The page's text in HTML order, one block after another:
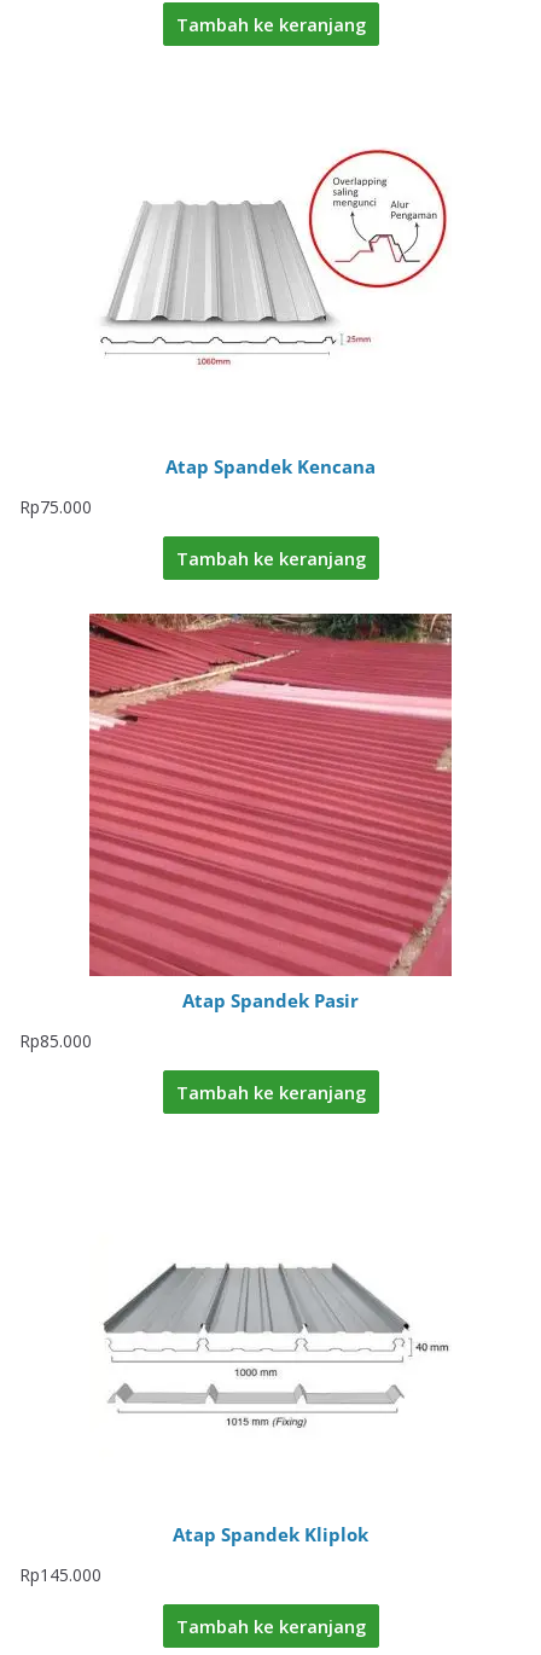
Tambah ke keranjang
Atap Spandek Kencana
Rp75.000
Tambah ke keranjang
Atap Spandek Pasir
Rp85.000
Tambah ke keranjang
Atap Spandek Kliplok
Rp145.000
Tambah ke keranjang